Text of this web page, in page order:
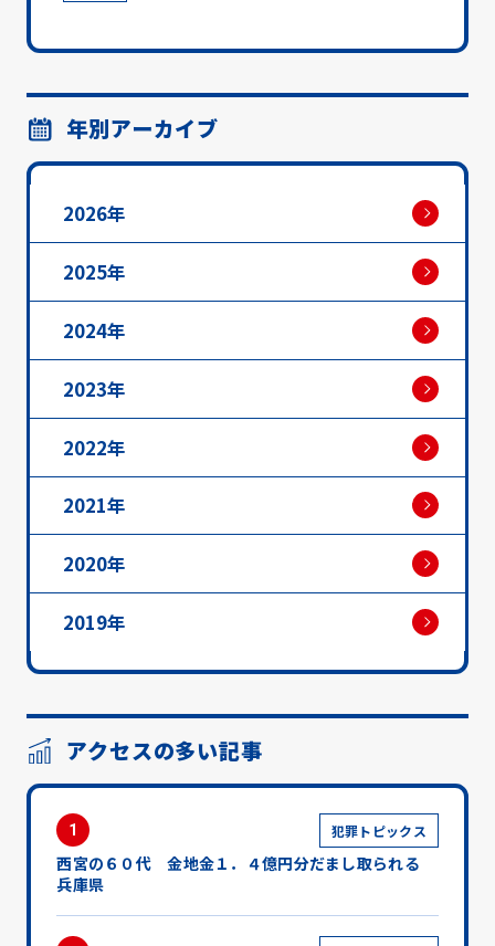
年別アーカイブ
2026年
2025年
2024年
2023年
2022年
2021年
2020年
2019年
アクセスの多い記事
1 犯罪トピックス
西宮の６０代 金地金１．４億円分だまし取られる
兵庫県